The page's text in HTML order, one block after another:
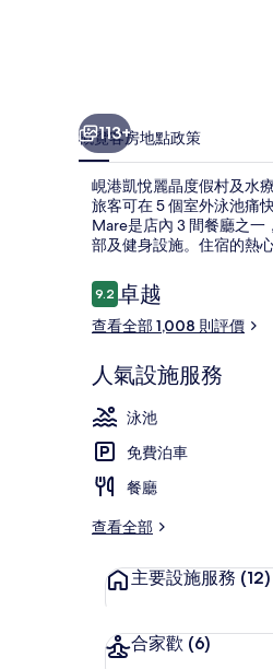
相
片
集
113+
概覽客房地點政策
峴港凱悅麗晶度假村及水
旅客可在 5 個室外泳池痛
Mare是店內 3 間餐廳之
部及健身設施。住宿的熱
評
價
9.29.2 分，滿分 10 分，
卓越
查看全部 1,008 則評價
人氣設施服務
泳池
免費泊車
餐廳
查看全部
主要設施服務 (12)
合家歡 (6)